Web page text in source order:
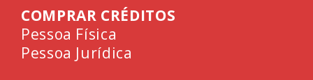
COMPRAR CRÉDITOS
Pessoa Física
Pessoa Jurídica